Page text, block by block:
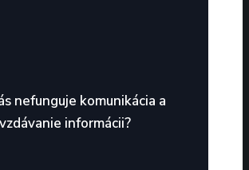
nefunguje komunikácia a
informácii?